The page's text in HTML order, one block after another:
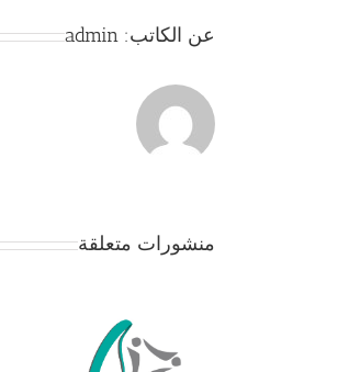
عن الكاتب: admin
منشورات متعلقة